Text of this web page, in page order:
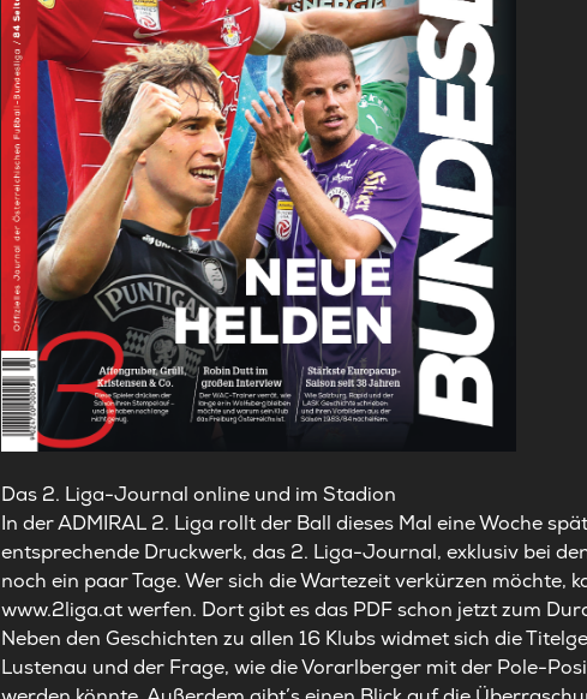
Das 2. Liga-Journal online und im Stadion
In der ADMIRAL 2. Liga rollt der Ball dieses Mal eine Woche
entsprechende Druckwerk, das 2. Liga-Journal, exklusiv bei
noch ein paar Tage. Wer sich die Wartezeit verkürzen möchte,
www.2liga.atwerfen. Dort gibt es das PDF schon jetztzum
Neben den Geschichten zu allen 16 Klubs widmet sich die
Lustenau und der Frage, wie die Vorarlberger mit der Pole-